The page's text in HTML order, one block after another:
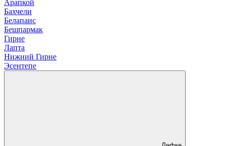
Арапкой
Бахчели
Белапаис
Бешпармак
Гирне
Лапта
Нижний Гирне
Эсентепе